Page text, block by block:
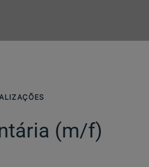
(m/f)​